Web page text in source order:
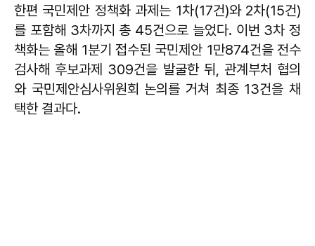
한편 국민제안 정책화 과제는 1차(17건)와 2차(15건)
를 포함해 3차까지 총 45건으로 늘었다. 이번 3차 정
책화는 올해 1분기 접수된 국민제안 1만874건을 전수
검사해 후보과제 309건을 발굴한 뒤, 관계부처 협의
와 국민제안심사위원회 논의를 거쳐 최종 13건을 채
택한 결과다.